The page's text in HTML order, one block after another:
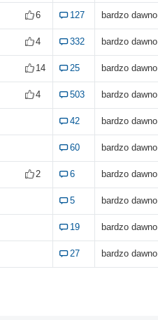
6 127 bardzo dawno
4 332 bardzo dawno
14 25 bardzo dawno
4 503 bardzo dawno
42 bardzo dawno
60 bardzo dawno
2 6 bardzo dawno
5 bardzo dawno
19 bardzo dawno
27 bardzo dawno